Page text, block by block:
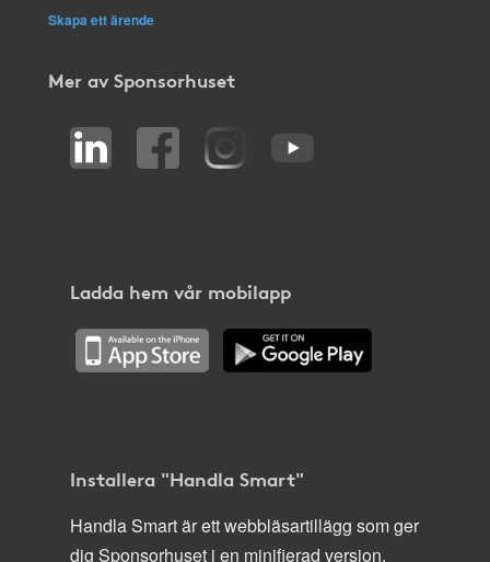
Skapa ett ärende
Mer av Sponsorhuset
Ladda hem vår mobilapp
Installera "Handla Smart"
Handla Smart är ett webbläsartillägg som ger
dig Sponsorhuset i en minifierad version,